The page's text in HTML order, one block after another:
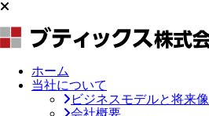
ホーム
当社について
ビジネスモデルと将来像
会社概要